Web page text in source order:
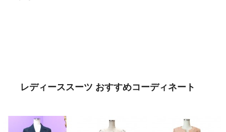
レディーススーツ おすすめコーディネート